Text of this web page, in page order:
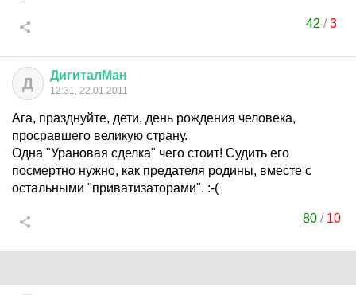
42 /3
Д ДигиталМан
12:31, 22.01.2011
Ага, празднуйте, дети, день рождения человека,
просравшего великую страну.
Одна "Урановая сделка" чего стоит! Судить его
посмертно нужно, как предателя родины, вместе с
остальными "приватизаторами". :-(
80/ 10